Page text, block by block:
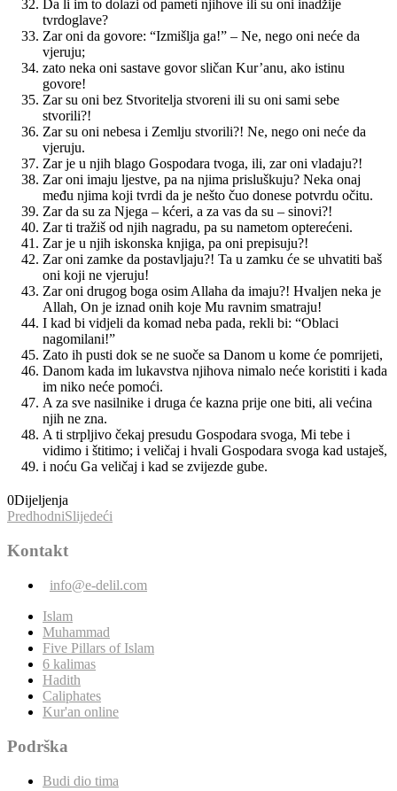
Da li im to dolazi od pameti njihove ili su oni inadžije
tvrdoglave?
Zar oni da govore: “Izmišlja ga!” – Ne, nego oni neće da
vjeruju;
zato neka oni sastave govor sličan Kur’anu, ako istinu
govore!
Zar su oni bez Stvoritelja stvoreni ili su oni sami sebe
stvorili?!
Zar su oni nebesa i Zemlju stvorili?! Ne, nego oni neće da
vjeruju.
Zar je u njih blago Gospodara tvoga, ili, zar oni vladaju?!
Zar oni imaju ljestve, pa na njima prisluškuju? Neka onaj
među njima koji tvrdi da je nešto čuo donese potvrdu očitu.
Zar da su za Njega – kćeri, a za vas da su – sinovi?!
Zar ti tražiš od njih nagradu, pa su nametom opterećeni.
Zar je u njih iskonska knjiga, pa oni prepisuju?!
Zar oni zamke da postavljaju?! Ta u zamku će se uhvatiti baš
oni koji ne vjeruju!
Zar oni drugog boga osim Allaha da imaju?! Hvaljen neka je
Allah, On je iznad onih koje Mu ravnim smatraju!
I kad bi vidjeli da komad neba pada, rekli bi: “Oblaci
nagomilani!”
Zato ih pusti dok se ne suoče sa Danom u kome će pomrijeti,
Danom kada im lukavstva njihova nimalo neće koristiti i kada
im niko neće pomoći.
A za sve nasilnike i druga će kazna prije one biti, ali većina
njih ne zna.
A ti strpljivo čekaj presudu Gospodara svoga, Mi tebe i
vidimo i štitimo; i veličaj i hvali Gospodara svoga kad ustaješ,
i noću Ga veličaj i kad se zvijezde gube.
0Dijeljenja
PredhodniSlijedeći
Kontakt
info@e-delil.com
Islam
Muhammad
Five Pillars of Islam
6 kalimas
Hadith
Caliphates
Kur'an online
Podrška
Budi dio tima